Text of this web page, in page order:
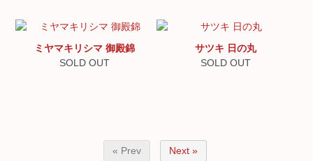
ミヤマキリシマ 御殿錦
SOLD OUT
サツキ 日の丸
SOLD OUT
« Prev Next »